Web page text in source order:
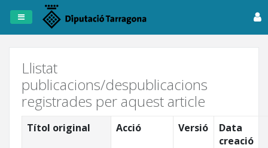
Registre
de
Dipta
Llistat
publicacions/despublicacions
registrades per aquest article
Títol original Acció Versió
Data
creació